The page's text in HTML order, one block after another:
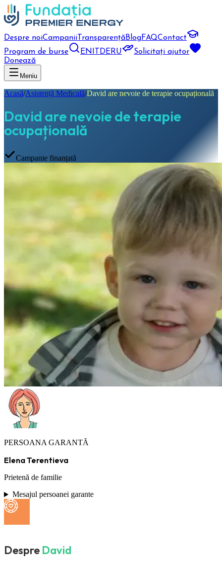
Despre noiCampanii TransparențăBlogFAQContact
Program de burse
EN DERU
Solicitați ajutor
Donează
Meniu
Acasă/Asistență Medicală/David are nevoie de terapie ocupațională
David are nevoie de terapie
ocupațională
Campanie finanțată
PERSOANA GARANTĂ
Elena Terentieva
Prietenă de familie
Mesajul persoanei garante
Despre David